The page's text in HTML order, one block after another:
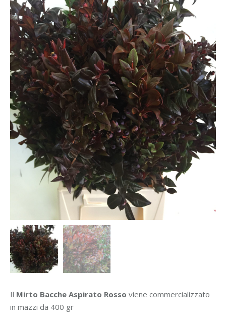
Il Mirto Bacche Aspirato Rosso viene commercializzato
in mazzi da 400 gr